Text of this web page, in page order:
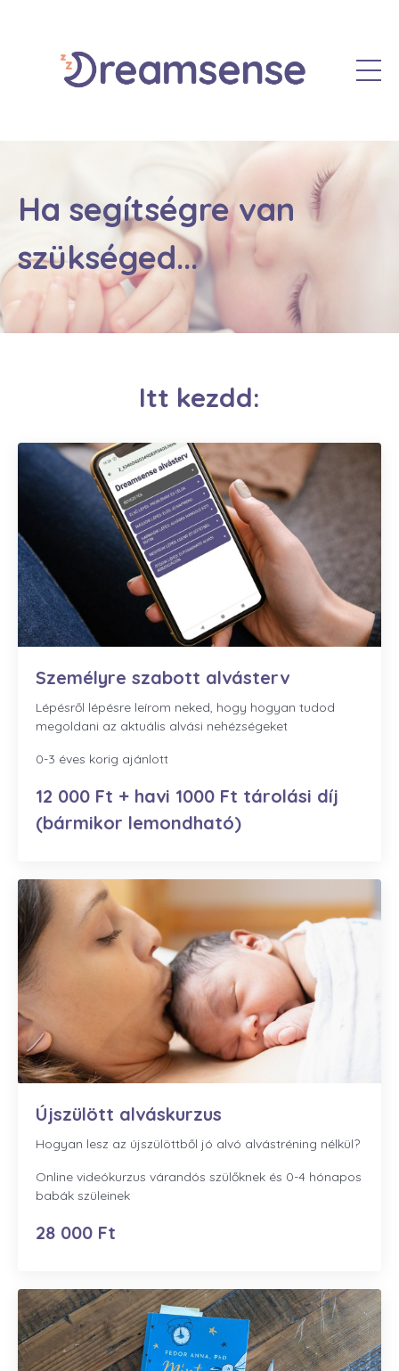
Ha segítségre van
szükséged...
Itt kezdd:
Személyre szabott alvásterv
Lépésről lépésre leírom neked, hogy hogyan tudod
megoldani az aktuális alvási nehézségeket
0-3 éves korig ajánlott
12 000 Ft + havi 1000 Ft tárolási díj
(bármikor lemondható)
Újszülött alváskurzus
Hogyan lesz az újszülöttből jó alvó alvástréning nélkül?
Online videókurzus várandós szülőknek és 0-4 hónapos
babák szüleinek
28 000 Ft